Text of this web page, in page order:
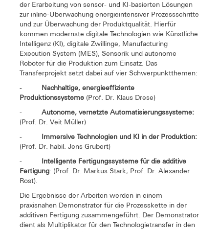
der Erarbeitung von sensor- und KI-basierten Lösungen
zur inline-Überwachung energieintensiver Prozessschritte
und zur Überwachung der Produktqualität. Hierfür
kommen modernste digitale Technologien wie Künstliche
Intelligenz (KI), digitale Zwillinge, Manufacturing
Execution System (MES), Sensorik und autonome
Roboter für die Produktion zum Einsatz. Das
Transferprojekt setzt dabei auf vier Schwerpunktthemen:
- Nachhaltige, energieeffiziente
Produktionssysteme (Prof. Dr. Klaus Drese)
- Autonome, vernetzte Automatisierungssysteme:
(Prof. Dr. Veit Müller)
- Immersive Technologien und KI in der Produktion:
(Prof. Dr. habil. Jens Grubert)
- Intelligente Fertigungssysteme für die additive
Fertigung: (Prof. Dr. Markus Stark, Prof. Dr. Alexander
Rost).
Die Ergebnisse der Arbeiten werden in einem
praxisnahen Demonstrator für die Prozesskette in der
additiven Fertigung zusammengeführt. Der Demonstrator
dient als Multiplikator für den Technologietransfer in den